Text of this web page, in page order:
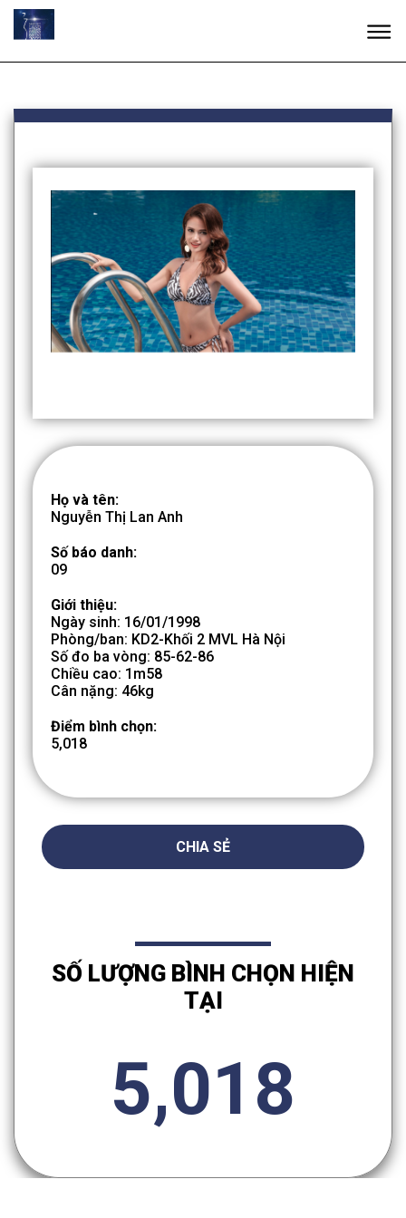
Họ và tên:
Nguyễn Thị Lan Anh
Số báo danh:
09
Giới thiệu:
Ngày sinh: 16/01/1998
Phòng/ban: KD2-Khối 2 MVL Hà Nội
Số đo ba vòng: 85-62-86
Chiều cao: 1m58
Cân nặng: 46kg
Điểm bình chọn:
5,018
CHIA SẺ
SỐ LƯỢNG BÌNH CHỌN HIỆN
TẠI
5,018
CÔNG TY CỔ PHẦN ĐỊA ỐC MAI VIỆT - MAI VIET LAND
Địa chỉ: Tầng 11 tháp C, số 219 phố Trung Kính, phường
Yên Hòa, quận Cầu Giấy, thành phố Hà Nội, VN